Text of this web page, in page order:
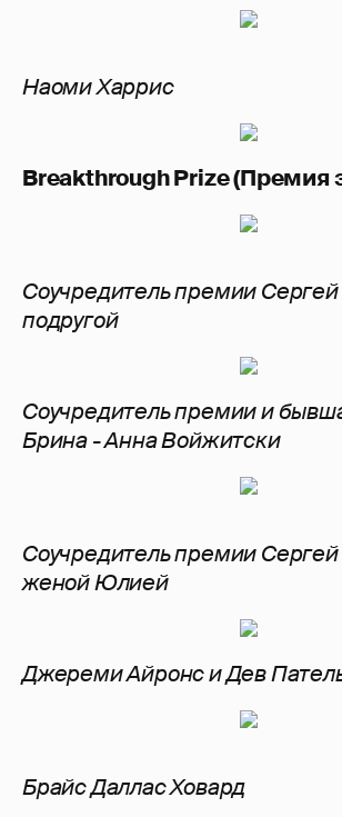
Наоми Харрис
Breakthrough Prize (Премия
Соучредитель премии
подругой
Соучредитель премии и
Брина - Анна Войжитски
Соучредитель премии
женой Юлией
Джереми Айронс и Дев
Брайс Даллас Ховард